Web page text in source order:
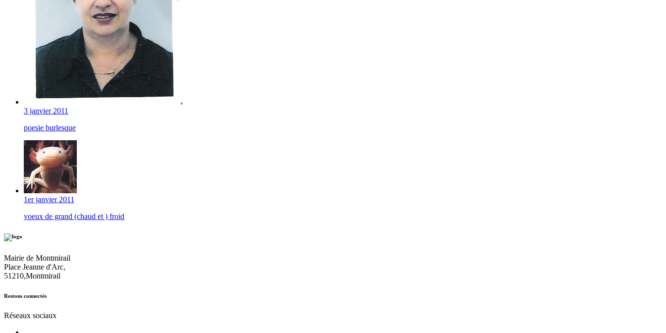
3 janvier 2011
poesie burlesque
1er janvier 2011
voeux de grand (chaud et ) froid
Mairie de Montmirail
Place Jeanne d'Arc,
51210,Montmirail
Restons connectés
Réseaux sociaux